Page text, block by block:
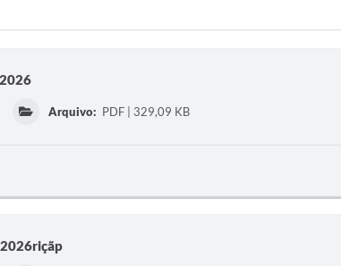
Arquivo: PDF | 329,09 KB
2026riçãp